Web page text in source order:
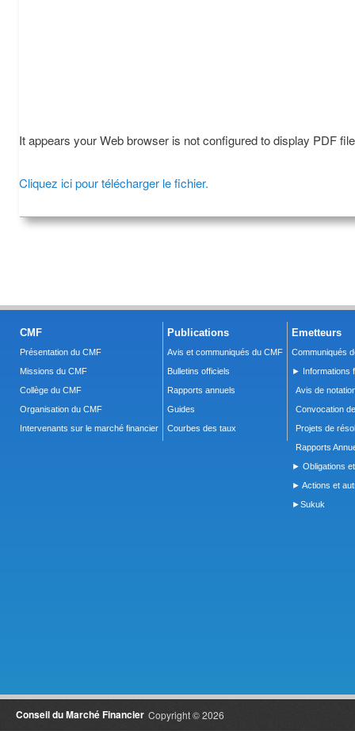
It appears your Web browser is not configured to display PDF
Cliquez ici pour télécharger le fichier.
CMF
Présentation du CMF
Missions du CMF
Collège du CMF
Organisation du CMF
Intervenants sur le marché financier
Publications
Avis et communiqués du CMF
Bulletins officiels
Rapports annuels
Guides
Courbes des taux
Emetteurs
Communiqués
► Informations
Avis de
Convocation
Projets de
Rapports
► Obligations
► Actions et
►Sukuk
Copyright © 2026
Conseil du Marché Financier